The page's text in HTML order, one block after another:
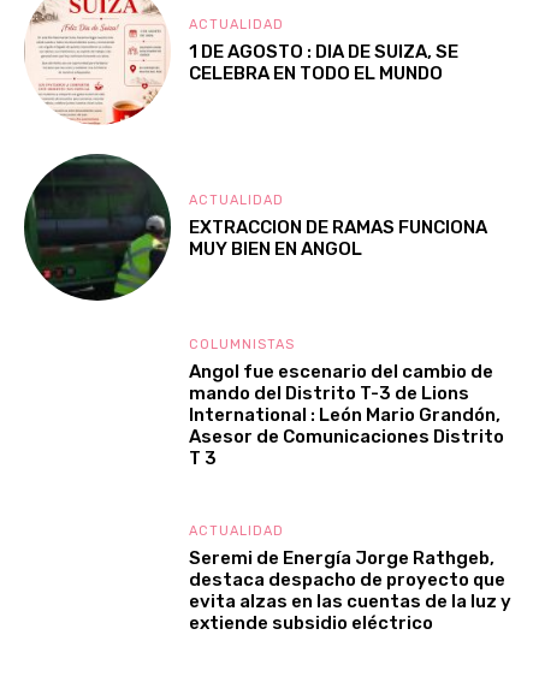
ACTUALIDAD
1 DE AGOSTO : DIA DE SUIZA, SE
CELEBRA EN TODO EL MUNDO
ACTUALIDAD
EXTRACCION DE RAMAS FUNCIONA
MUY BIEN EN ANGOL
COLUMNISTAS
Angol fue escenario del cambio de
mando del Distrito T-3 de Lions
International : León Mario Grandón,
Asesor de Comunicaciones Distrito
T 3
ACTUALIDAD
Seremi de Energía Jorge Rathgeb,
destaca despacho de proyecto que
evita alzas en las cuentas de la luz y
extiende subsidio eléctrico